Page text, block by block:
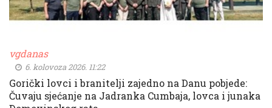
vgdanas
6. kolovoza 2026. 11:22
Gorički lovci i branitelji zajedno na Danu pobjede:
Čuvaju sjećanje na Jadranka Cumbaja, lovca i junaka